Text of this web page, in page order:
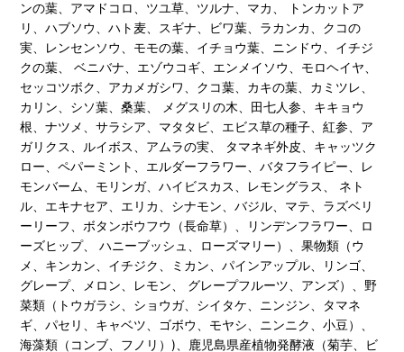
ンの葉、アマドコロ、ツユ草、ツルナ、マカ、 トンカットア
リ、ハブソウ、ハト麦、スギナ、ビワ葉、ラカンカ、クコの
実、レンセンソウ、モモの葉、イチョウ葉、ニンドウ、イチジ
クの葉、 ベニバナ、エゾウコギ、エンメイソウ、モロヘイヤ、
セッコツボク、アカメガシワ、クコ葉、カキの葉、カミツレ、
カリン、シソ葉、桑葉、 メグスリの木、田七人参、キキョウ
根、ナツメ、サラシア、マタタビ、エビス草の種子、紅参、ア
ガリクス、ルイボス、アムラの実、 タマネギ外皮、キャッツク
ロー、ペパーミント、エルダーフラワー、バタフライピー、レ
モンバーム、モリンガ、ハイビスカス、レモングラス、 ネト
ル、エキナセア、エリカ、シナモン、バジル、マテ、ラズベリ
ーリーフ、ボタンボウフウ（長命草）、リンデンフラワー、ロ
ーズヒップ、 ハニーブッシュ、ローズマリー）、果物類（ウ
メ、キンカン、イチジク、ミカン、パインアップル、リンゴ、
グレープ、メロン、レモン、 グレープフルーツ、アンズ）、野
菜類（トウガラシ、ショウガ、シイタケ、ニンジン、タマネ
ギ、パセリ、キャベツ、ゴボウ、モヤシ、ニンニク、小豆）、
海藻類（コンブ、フノリ）)、鹿児島県産植物発酵液（菊芋、ビ